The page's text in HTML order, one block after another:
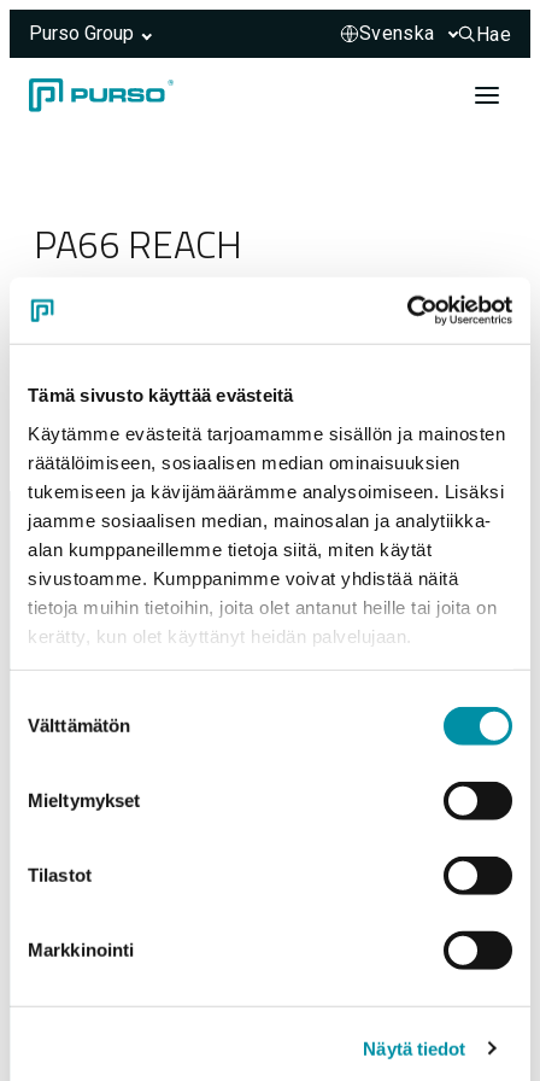
Tämä sivusto käyttää evästeitä
Käytämme evästeitä tarjoamamme sisällön ja mainosten
räätälöimiseen, sosiaalisen median ominaisuuksien
tukemiseen ja kävijämäärämme analysoimiseen. Lisäksi
jaamme sosiaalisen median, mainosalan ja analytiikka-
alan kumppaneillemme tietoja siitä, miten käytät
sivustoamme. Kumppanimme voivat yhdistää näitä
tietoja muihin tietoihin, joita olet antanut heille tai joita on
kerätty, kun olet käyttänyt heidän palvelujaan.
valinta
Välttämätön
Mieltymykset
Tilastot
Markkinointi
Näytä tiedot
Purso Group
Hae
Hae
PA66 REACH
23.03.2025
Purso är ett finländskt familjeföretag som designar och
byggande.
Alumiinitie 1
purso@purso.fi
Aluminiumextrudering och vidareförädling